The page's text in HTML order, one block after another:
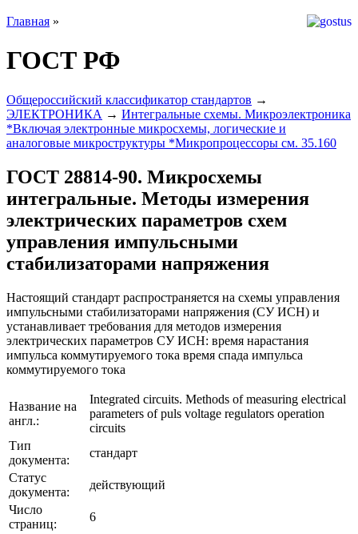
Главная »
ГОСТ РФ
Общероссийский классификатор стандартов →
ЭЛЕКТРОНИКА → Интегральные схемы. Микроэлектроника
*Включая электронные микросхемы, логические и
аналоговые микроструктуры *Микропроцессоры см. 35.160
ГОСТ 28814-90. Микросхемы
интегральные. Методы измерения
электрических параметров схем
управления импульсными
стабилизаторами напряжения
Настоящий стандарт распространяется на схемы управления
импульсными стабилизаторами напряжения (СУ ИСН) и
устанавливает требования для методов измерения
электрических параметров СУ ИСН: время нарастания
импульса коммутируемого тока время спада импульса
коммутируемого тока
Название на
англ.:
Integrated circuits. Methods of measuring electrical
parameters of puls voltage regulators operation
circuits
Тип
документа:
стандарт
Статус
документа:
действующий
Число
страниц:
6